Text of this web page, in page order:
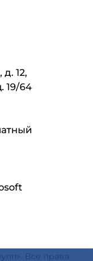
12,
19/64
Все права